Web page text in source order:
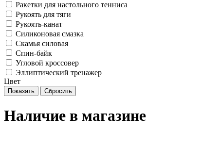
Ракетки для настольного тенниса
Рукоять для тяги
Рукоять-канат
Силиконовая смазка
Скамья силовая
Спин-байк
Угловой кроссовер
Эллиптический тренажер
Цвет
Наличие в магазине